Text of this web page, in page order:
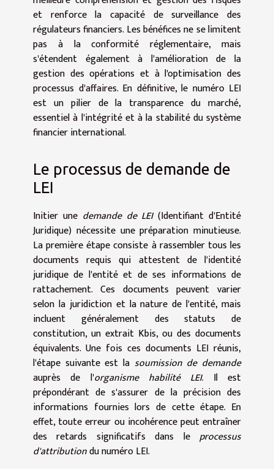
et renforce la capacité de surveillance des
régulateurs financiers. Les bénéfices ne se limitent
pas à la conformité réglementaire, mais
s'étendent également à l'amélioration de la
gestion des opérations et à l'optimisation des
processus d'affaires. En définitive, le numéro LEI
est un pilier de la transparence du marché,
essentiel à l'intégrité et à la stabilité du système
financier international.
Le processus de demande de
LEI
Initier une demande de LEI(Identifiant d'Entité
Juridique) nécessite une préparation minutieuse.
La première étape consiste à rassembler tous les
documents requis qui attestent de l'identité
juridique de l'entité et de ses informations de
rattachement. Ces documents peuvent varier
selon la juridiction et la nature de l'entité, mais
incluent généralement des statuts de
constitution, un extrait Kbis, ou des documents
équivalents. Une fois ces documents LEI réunis,
l'étape suivante est la soumission de demande
auprès de l'organisme habilité LEI. Il est
prépondérant de s'assurer de la précision des
informations fournies lors de cette étape. En
effet, toute erreur ou incohérence peut entraîner
des retards significatifs dans le processus
d'attributiondu numéro LEI.